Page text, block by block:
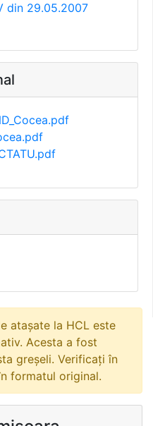
din 29.05.2007
atașate la HCL este
Acesta a fost
greșeli. Verificați în
formatul original.